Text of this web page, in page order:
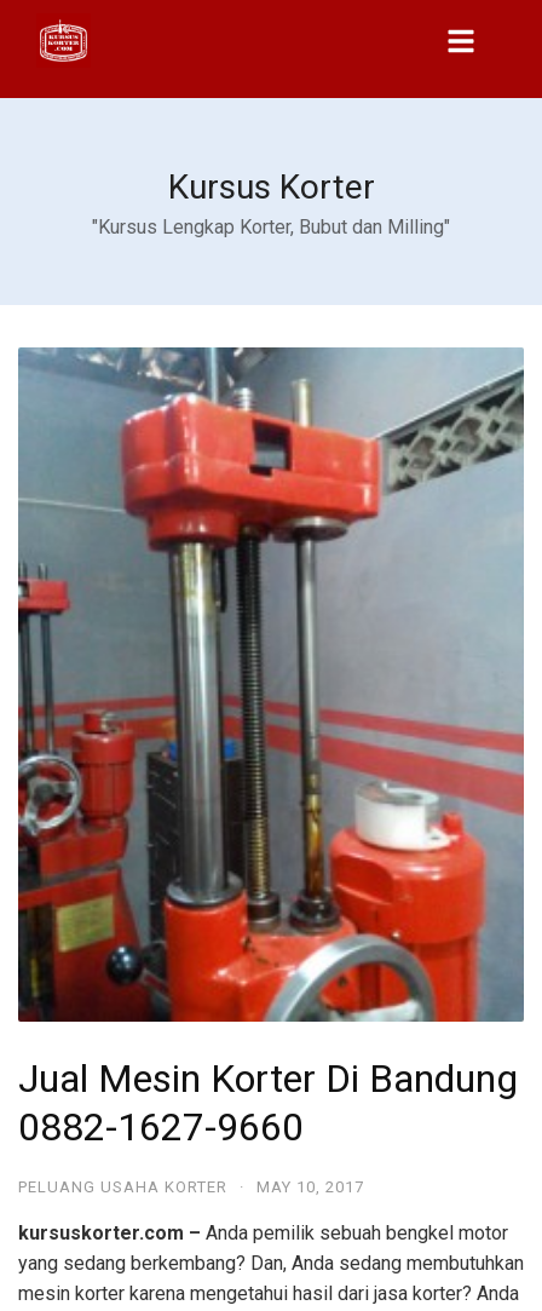
Kursus Korter
"Kursus Lengkap Korter, Bubut dan Milling"
Jual Mesin Korter Di Bandung
0882-1627-9660
PELUANG USAHA KORTER · MAY 10, 2017
kursuskorter.com – Anda pemilik sebuah bengkel motor
yang sedang berkembang? Dan, Anda sedang membutuhkan
mesin korter karena mengetahui hasil dari jasa korter? Anda